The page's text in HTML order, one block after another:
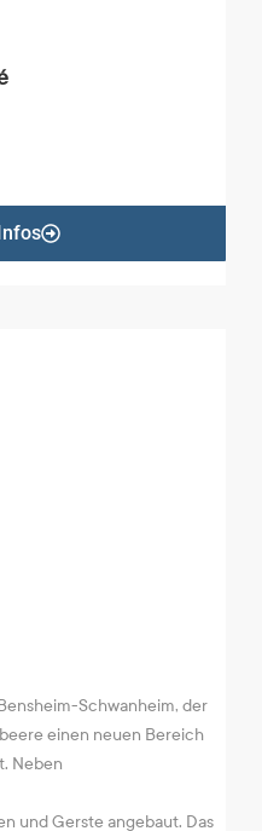
Schwanheim, der
einen neuen Bereich
Neben
und Gerste angebaut. Das